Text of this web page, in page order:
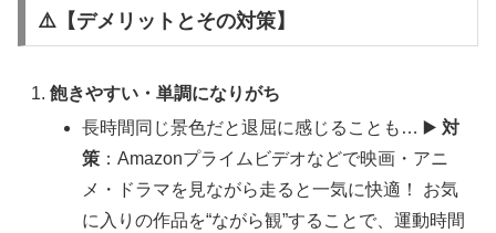
⚠️【デメリットとその対策】
飽きやすい・単調になりがち
長時間同じ景色だと退屈に感じることも… ▶️対
策 ：Amazonプライムビデオなどで映画・アニ
メ・ドラマを見ながら走ると一気に快適！ お気
に入りの作品を“ながら観”することで、運動時間